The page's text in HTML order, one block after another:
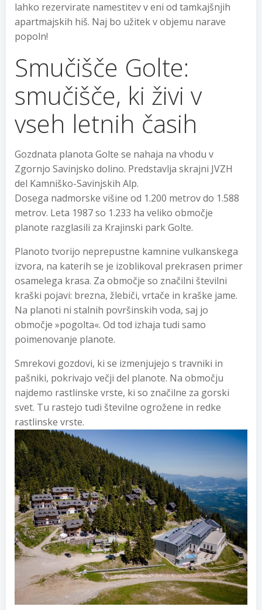
lahko rezervirate namestitev v eni od tamkajšnjih
apartmajskih hiš. Naj bo užitek v objemu narave
popoln!
Smučišče Golte:
smučišče, ki živi v
vseh letnih časih
Gozdnata planota Golte se nahaja na vhodu v
Zgornjo Savinjsko dolino. Predstavlja skrajni JVZH
del Kamniško-Savinjskih Alp.
Dosega nadmorske višine od 1.200 metrov do 1.588
metrov. Leta 1987 so 1.233 ha veliko območje
planote razglasili za Krajinski park Golte.
Planoto tvorijo neprepustne kamnine vulkanskega
izvora, na katerih se je izoblikoval prekrasen primer
osamelega krasa. Za območje so značilni številni
kraški pojavi: brezna, žlebiči, vrtače in kraške jame.
Na planoti ni stalnih površinskih voda, saj jo
območje »pogolta«. Od tod izhaja tudi samo
poimenovanje planote.
Smrekovi gozdovi, ki se izmenjujejo s travniki in
pašniki, pokrivajo večji del planote. Na območju
najdemo rastlinske vrste, ki so značilne za gorski
svet. Tu rastejo tudi številne ogrožene in redke
rastlinske vrste.